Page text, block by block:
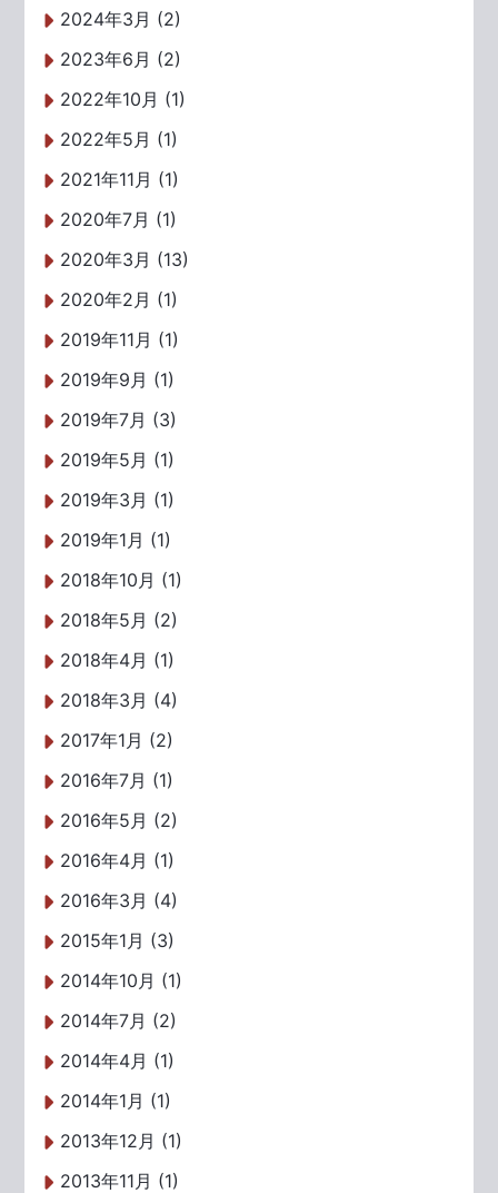
2024年3月 (2)
2023年6月 (2)
2022年10月 (1)
2022年5月 (1)
2021年11月 (1)
2020年7月 (1)
2020年3月 (13)
2020年2月 (1)
2019年11月 (1)
2019年9月 (1)
2019年7月 (3)
2019年5月 (1)
2019年3月 (1)
2019年1月 (1)
2018年10月 (1)
2018年5月 (2)
2018年4月 (1)
2018年3月 (4)
2017年1月 (2)
2016年7月 (1)
2016年5月 (2)
2016年4月 (1)
2016年3月 (4)
2015年1月 (3)
2014年10月 (1)
2014年7月 (2)
2014年4月 (1)
2014年1月 (1)
2013年12月 (1)
2013年11月 (1)